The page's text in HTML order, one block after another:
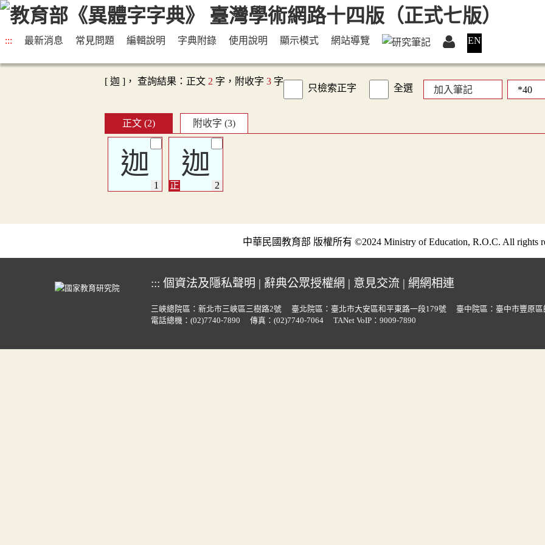
::: 最新消息 常見問題 編輯說明 字典附錄 使用說明 顯示模式 網站導覽 EN
[ 迦 ]， 查詢結果：正文 2 字，附收字 3 字
只檢索正字 全選 加入筆記
正文 (2) 附收字 (3)
迦 迦
中華民國教育部 版權所有 ©2024 Ministry of Education, R.O.C. All rights
::: 個資法及隱私聲明 | 辭典公眾授權網 | 意見交流 | 網網相連
三峽總院區：新北市三峽區三樹路2號 臺北院區：臺北市大安區和平東路一段179號
臺中院區：臺中市豐原
電話總機：(02)7740-7890 傳真：(02)7740-7064 TANet VoIP：9009-7890